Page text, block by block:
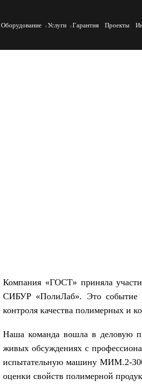
Оборудование Услуги Гарантия Проекты
Компания «ГОСТ» приняла
СИБУР «ПолиЛаб». Это событие
контроля качества полимерных и
Наша команда вошла в деловую
живых обсуждениях с
испытательную машину МИМ.2-
оценки свойств полимерной